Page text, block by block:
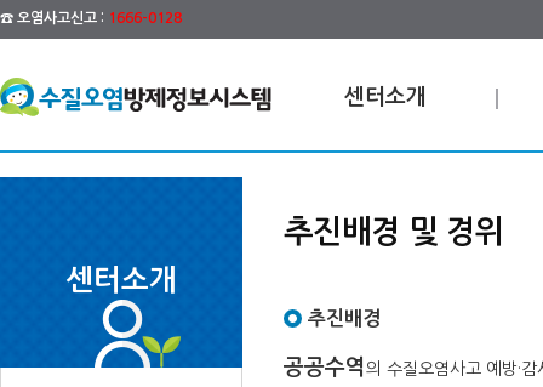
☎ 오염사고신고 : 1666-0128
센터소개
센터소개
추진배경 및 경위
추진배경
공공수역 의 수질오염사고 예방·